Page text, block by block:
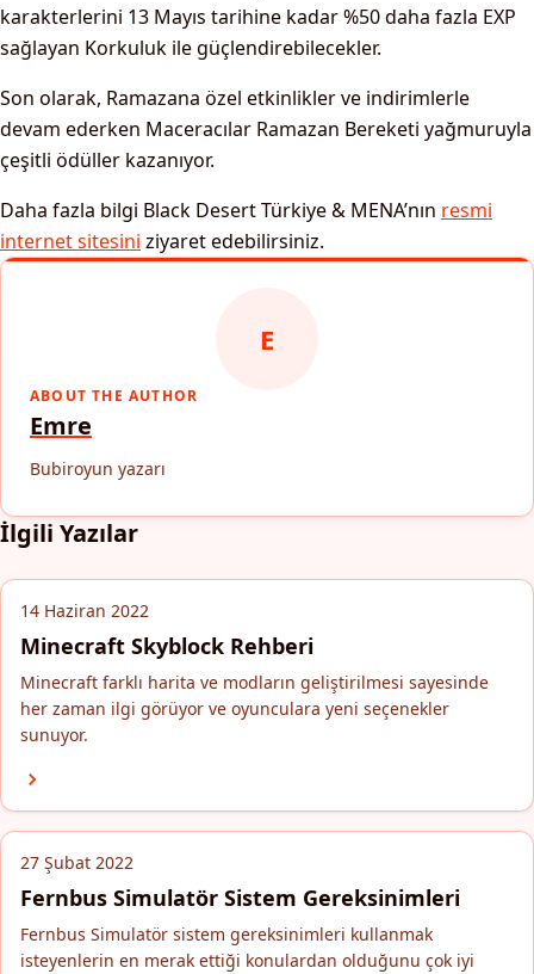
karakterlerini 13 Mayıs tarihine kadar %50 daha fazla EXP
sağlayan Korkuluk ile güçlendirebilecekler.
Son olarak, Ramazana özel etkinlikler ve indirimlerle
devam ederken Maceracılar Ramazan Bereketi yağmuruyla
çeşitli ödüller kazanıyor.
Daha fazla bilgi Black Desert Türkiye & MENA’nın resmi
internet sitesini ziyaret edebilirsiniz.
E
ABOUT THE AUTHOR
Emre
Bubiroyun yazarı
İlgili Yazılar
14 Haziran 2022
Minecraft Skyblock Rehberi
Minecraft farklı harita ve modların geliştirilmesi sayesinde
her zaman ilgi görüyor ve oyunculara yeni seçenekler
sunuyor.
27 Şubat 2022
Fernbus Simulatör Sistem Gereksinimleri
Fernbus Simulatör sistem gereksinimleri kullanmak
isteyenlerin en merak ettiği konulardan olduğunu çok iyi